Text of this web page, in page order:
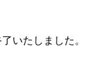
いたしました。